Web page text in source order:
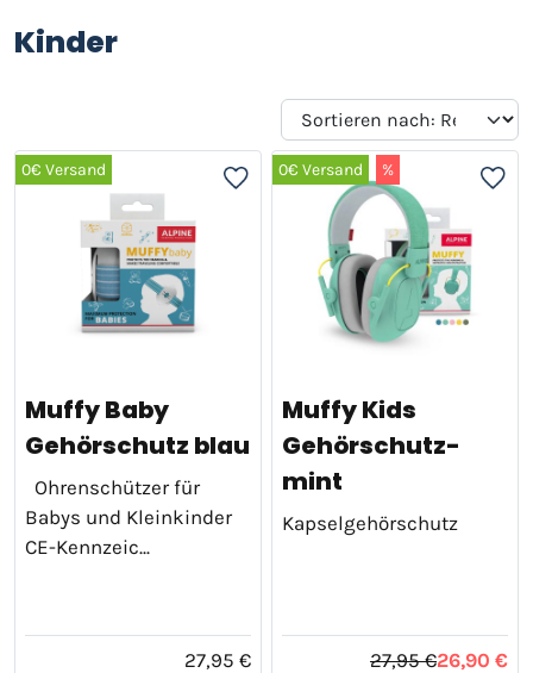
Kinder
0€ Versand
Muffy Baby
Gehörschutz blau
Ohrenschützer für
Babys und Kleinkinder
CE-Kennzeic...
27,95 €
0€ Versand %
Muffy Kids
Gehörschutz-
mint
Kapselgehörschutz
27,95 €26,90 €